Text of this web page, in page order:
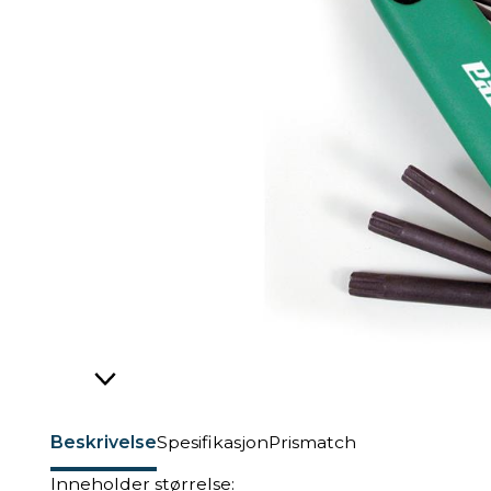
BeskrivelseSpesifikasjonPrismatch
Inneholder størrelse: